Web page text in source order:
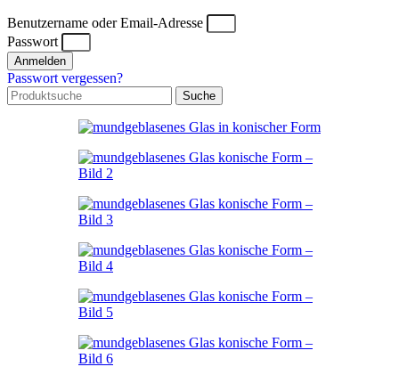
Benutzername oder Email-Adresse
Passwort
Anmelden
Passwort vergessen?
Suche